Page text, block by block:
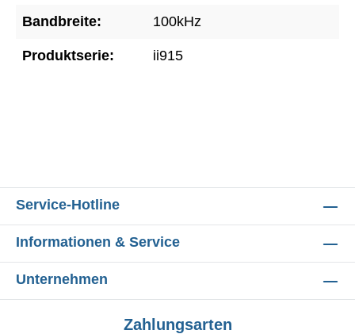
Bandbreite: 100kHz
Produktserie: ii915
Service-Hotline
Informationen & Service
Unternehmen
Zahlungsarten